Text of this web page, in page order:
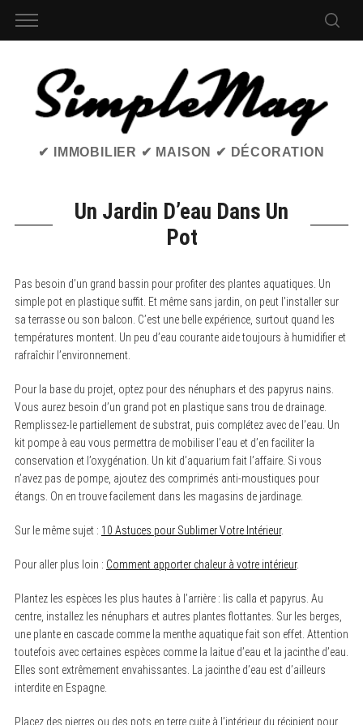
✔ IMMOBILIER ✔ MAISON ✔ DÉCORATION
Un Jardin D’eau Dans Un
Pot
Pas besoin d’un grand bassin pour profiter des plantes aquatiques. Un
simple pot en plastique suffit. Et même sans jardin, on peut l’installer sur
sa terrasse ou son balcon. C’est une belle expérience, surtout quand les
températures montent. Un peu d’eau courante aide toujours à humidifier et
rafraîchir l’environnement.
Pour la base du projet, optez pour des nénuphars et des papyrus nains.
Vous aurez besoin d’un grand pot en plastique sans trou de drainage.
Remplissez-le partiellement de substrat, puis complétez avec de l’eau. Un
kit pompe à eau vous permettra de mobiliser l’eau et d’en faciliter la
conservation et l’oxygénation. Un kit d’aquarium fait l’affaire. Si vous
n’avez pas de pompe, ajoutez des comprimés anti-moustiques pour
étangs. On en trouve facilement dans les magasins de jardinage.
Sur le même sujet : 10 Astuces pour Sublimer Votre Intérieur.
Pour aller plus loin : Comment apporter chaleur à votre intérieur.
Plantez les espèces les plus hautes à l’arrière : lis calla et papyrus. Au
centre, installez les nénuphars et autres plantes flottantes. Sur les berges,
une plante en cascade comme la menthe aquatique fait son effet. Attention
toutefois avec certaines espèces comme la laitue d’eau et la jacinthe d’eau.
Elles sont extrêmement envahissantes. La jacinthe d’eau est d’ailleurs
interdite en Espagne.
Placez des pierres ou des pots en terre cuite à l’intérieur du récipient pour
a